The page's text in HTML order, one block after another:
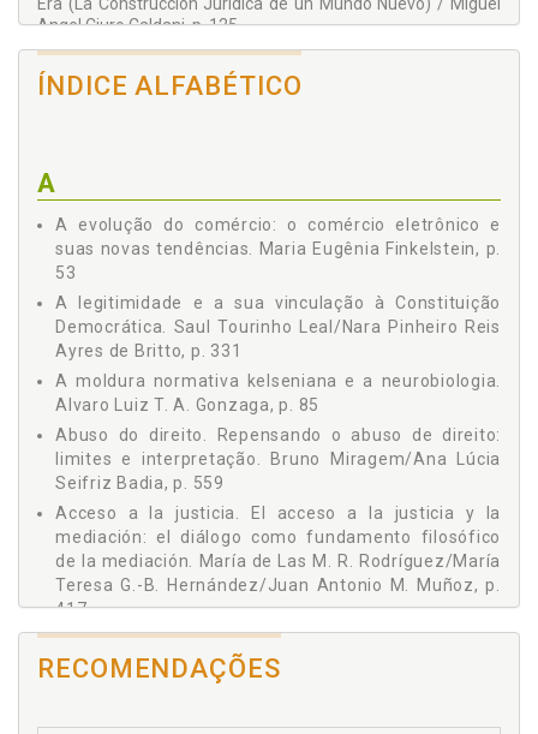
Guilherme Calmon Nogueira da Gama
Hamilton Gomes Carneiro
Henrique Munhoz Bürgel Ramidoff
Jaime Suau Morey
Josiane Becker
Juan Antonio Martínez Muñoz
Leandro Almeida de Santana
Leonardo Baldissera
Lívia Pagani de Paula
Lucia Pereira Valente Lombardi
Luciano de Oliveira Souza Tourinho
Luis Alberto Reichelt
Luiz Carlos Moreira Junior
Mª Ángeles Pérez Marín
Marcos Alves da Silva
María de las Mercedes Rosa Rodríguez
Angel Ciuro Caldani, p. 125
Políticas Públicas Ambientais: Aplicadas ao Desenvolvimento
Econômico e Ambiental / Thais Bernardes Maganhini,
Adriana Vieira da Costa, p. 149
Os Reflexos da Audiência de Custódia no Sistema
Penitenciário do Estado de São Paulo: Perspectiva de
Mudança no Tratamento dos Presos Provisórios / Daniela
Carvalho A. da Costa, Fabiana Oliveira B. de Castro, p. 179
Régimen Jurídico Actual de las Transferencias
su Aplicación en Servicios de Nube Pública Suscritos por
Pequeños Empresarios Europeos y Españoles / Francisca M.
Rosselló Rubert, p. 193
DIREITO PÚBLICO, p. 213
Audiência de Custódia: Desafios e Expectativas / Mário Luiz
Ramidoff, Henrique Munhoz Bürgel Ramidoff, p. 213
Candidatura Eleitoral Avulsa: Desnecessidade de Filiação
Partidária para Concorrência a Cargo Eletivo em Respeito à
de 1988 / Adegmar José Ferreira, Hamilton Gomes Carneiro,
Leandro Almeida de Santana, p. 239
La Competencia de la Fiscalía Europea: Criterios Materiales y
Territoriales para su Determinación / M.ª Ángeles Pérez
Marín, p. 255
Competenza Tributaria come Limite Protettivo del
Contribuente / Clayton Gomes de Medeiros, Josiane Becker,
ÍNDICE ALFABÉTICO
A
A evolução do comércio: o comércio eletrônico e
suas novas tendências. Maria Eugênia Finkelstein, p.
53
A legitimidade e a sua vinculação à Constituição
Democrática. Saul Tourinho Leal/Nara Pinheiro Reis
Ayres de Britto, p. 331
A moldura normativa kelseniana e a neurobiologia.
Alvaro Luiz T. A. Gonzaga, p. 85
Abuso do direito. Repensando o abuso de direito:
limites e interpretação. Bruno Miragem/Ana Lúcia
Seifriz Badia, p. 559
Acceso a la justicia. El acceso a la justicia y la
mediación: el diálogo como fundamento filosófico
de la mediación. María de Las M. R. Rodríguez/María
Teresa G.-B. Hernández/Juan Antonio M. Muñoz, p.
417
Adegmar José Ferreira. Candidatura eleitoral avulsa:
desnecessidade de filiação partidária para
concorrência a cargo eletivo em respeito à
RECOMENDAÇÕES